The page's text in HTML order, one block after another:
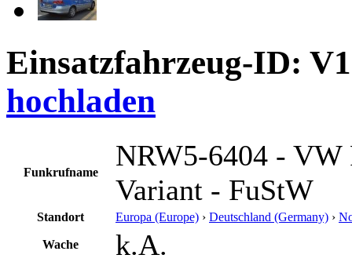
Einsatzfahrzeug-ID:
hochladen
Funkrufname
NRW5-6404 - VW
Variant - FuStW
Standort Europa (Europe) › Deutschland (Germany) ›
Wache k.A.